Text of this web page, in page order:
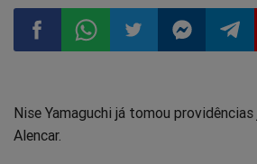
no
no
no
no
no
Nise Yamaguchi já tomou
Alencar.